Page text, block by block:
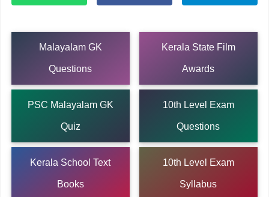
Malayalam GK
Questions
Kerala State Film
Awards
PSC Malayalam GK
Quiz
10th Level Exam
Questions
Kerala School Text
Books
10th Level Exam
Syllabus